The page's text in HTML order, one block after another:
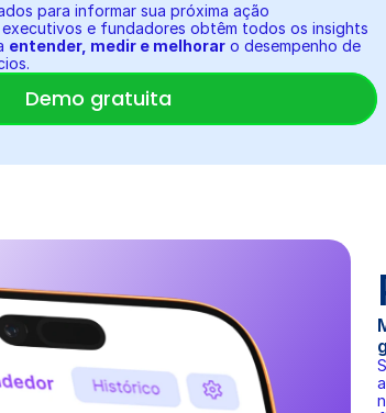
para informar sua próxima ação
executivos e fundadores obtêm todos os insights
entender, medir e melhorar o desempenho de
Demo gratuita